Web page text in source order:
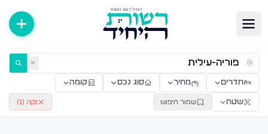
דירות למכירה ולהשכרה — רשות היחיד ✕
חדרים מחיר סוג נכס קומה
שטח שמור חיפוש נקה ( 1
)